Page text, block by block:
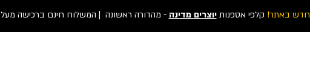
חדש באתר! קלפי אספנותיוצרים מדינה - מהדורה ראשונה | המשלוח חינם ברכישה מעל 300 ש"ח